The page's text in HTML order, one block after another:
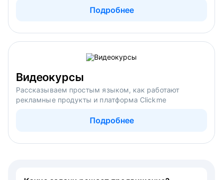
Подробнее
Видеокурсы
Рассказываем простым языком, как работают
рекламные продукты и платформа Clickme
Подробнее